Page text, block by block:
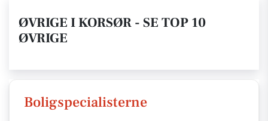
ØVRIGE I KORSØR - SE TOP 10
ØVRIGE
Boligspecialisterne